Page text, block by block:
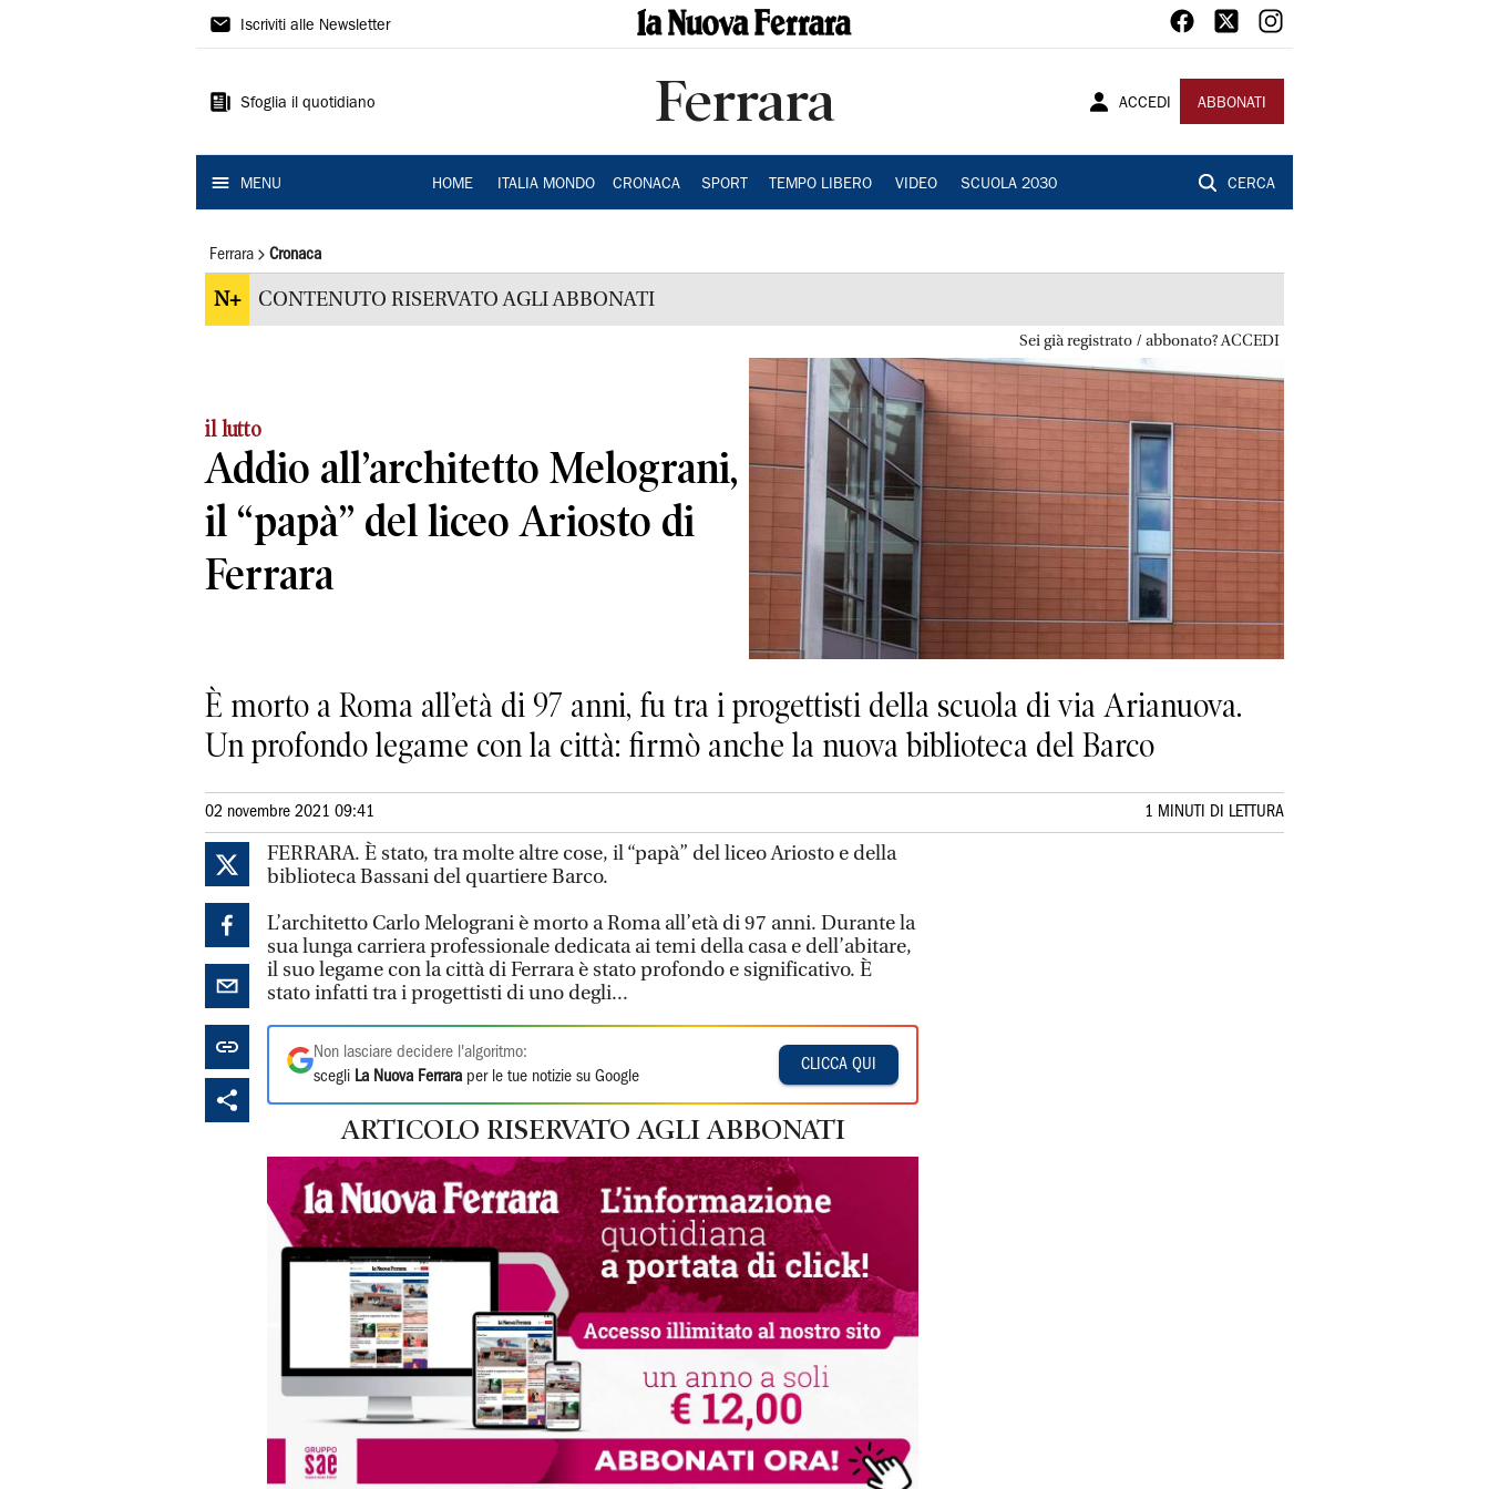
La
Ferrara
Iscriviti alle Newsletter
Sfoglia il quotidiano Ferrara ACCEDI ABBONATI
MENU HOME ITALIA MONDO CRONACA SPORT TEMPO LIBERO VIDEO SCUOLA 2030 CERCA
Ferrara Cronaca
N+ CONTENUTO RISERVATO AGLI ABBONATI
Sei già registrato / abbonato? ACCEDI
il lutto
Addio all’architetto Melograni,
il “papà” del liceo Ariosto di
Ferrara
È morto a Roma all’età di 97 anni, fu tra i progettisti della scuola di via Arianuova.
Un profondo legame con la città: firmò anche la nuova biblioteca del Barco
02 novembre 2021 09:41 1 MINUTI DI LETTURA
FERRARA. È stato, tra molte altre cose, il “papà” del liceo Ariosto e della
biblioteca Bassani del quartiere Barco.
L’architetto Carlo Melograni è morto a Roma all’età di 97 anni. Durante la
sua lunga carriera professionale dedicata ai temi della casa e dell’abitare,
il suo legame con la città di Ferrara è stato profondo e significativo. È
stato infatti tra i progettisti di uno degli...
Non lasciare decidere l'algoritmo:
scegli La Nuova Ferrara per le tue notizie su Google
CLICCA QUI
ARTICOLO RISERVATO AGLI ABBONATI